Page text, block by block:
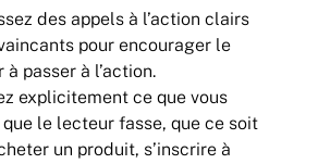
des appels à l’action clairs
pour encourager le
à passer à l’action.
explicitement ce que vous
le lecteur fasse, que ce soit
un produit, s’inscrire à